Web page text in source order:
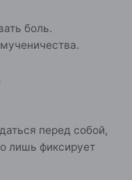
боль.
перед собой,
лишь фиксирует